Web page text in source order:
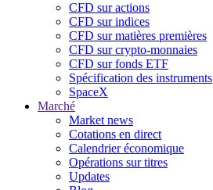
CFD sur actions
CFD sur indices
CFD sur matières premières
CFD sur crypto-monnaies
CFD sur fonds ETF
Spécification des instruments
SpaceX
Marché
Market news
Cotations en direct
Calendrier économique
Opérations sur titres
Updates